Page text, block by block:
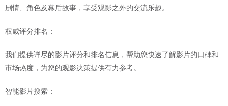
剧情、角色及幕后故事，享受观影之外的交流乐趣。
权威评分排名：
我们提供详尽的影片评分和排名信息，帮助您快速了解影片的口碑和
市场热度，为您的观影决策提供有力参考。
智能影片搜索：